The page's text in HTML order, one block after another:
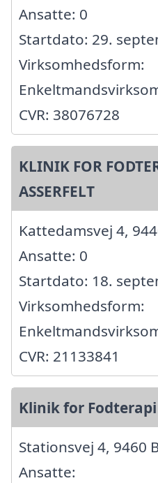
Ansatte: 0
Startdato: 29.
Virksomhedsform:
CVR: 38076728
KLINIK FOR
ASSERFELT
Kattedamsvej 4,
Ansatte: 0
Startdato: 18.
Virksomhedsform:
CVR: 21133841
Klinik for
Stationsvej 4, 9460
Ansatte: